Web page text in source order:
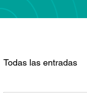
Todas las entradas